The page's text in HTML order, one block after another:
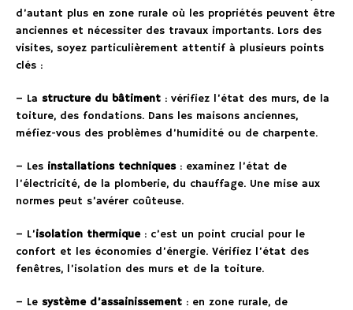
d’autant plus en zone rurale où les propriétés peuvent être
anciennes et nécessiter des travaux importants. Lors des
visites, soyez particulièrement attentif à plusieurs points
clés :
– La structure du bâtiment : vérifiez l’état des murs, de la
toiture, des fondations. Dans les maisons anciennes,
méfiez-vous des problèmes d’humidité ou de charpente.
– Les installations techniques: examinez l’état de
l’électricité, de la plomberie, du chauffage. Une mise aux
normes peut s’avérer coûteuse.
– L’isolation thermique: c’est un point crucial pour le
confort et les économies d’énergie. Vérifiez l’état des
fenêtres, l’isolation des murs et de la toiture.
– Le système d’assainissement : en zone rurale, de